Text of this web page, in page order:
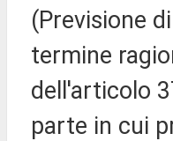
(Previsione
termine
dell'articolo
parte in cui